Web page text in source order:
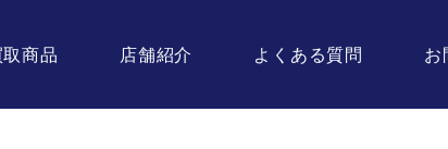
取商品 店舗紹介 よくある質問 お